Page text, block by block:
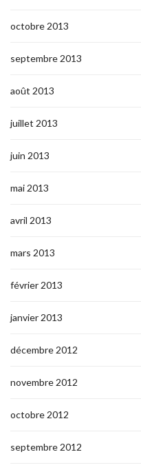
octobre 2013
septembre 2013
août 2013
juillet 2013
juin 2013
mai 2013
avril 2013
mars 2013
février 2013
janvier 2013
décembre 2012
novembre 2012
octobre 2012
septembre 2012